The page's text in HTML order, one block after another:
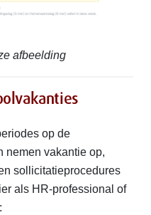
afbeelding
op de
nemen vakantie op,
sollicitatieprocedures
als HR-professional of